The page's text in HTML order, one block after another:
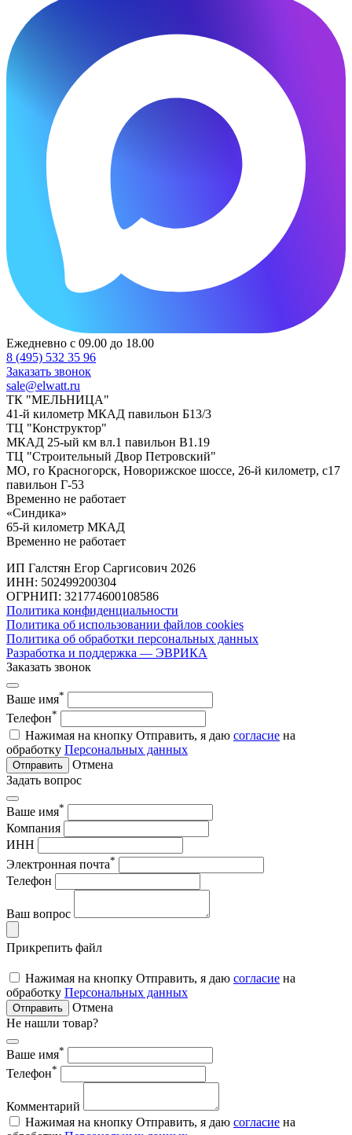
Ежедневно с 09.00 до 18.00
8 (495) 532 35 96
Заказать звонок
sale@elwatt.ru
ТК "МЕЛЬНИЦА"
41-й километр МКАД павильон Б13/3
ТЦ "Конструктор"
МКАД 25-ый км вл.1 павильон В1.19
ТЦ "Строительный Двор Петровский"
МО, го Красногорск, Новорижское шоссе, 26-й километр, с17
павильон Г-53
Временно не работает
«Синдика»
65-й километр МКАД
Временно не работает
ИП Галстян Егор Саргисович 2026
ИНН: 502499200304
ОГРНИП: 321774600108586
Политика конфиденциальности
Политика об использовании файлов cookies
Политика об обработки персональных данных
Разработка и поддержка — ЭВРИКА
Заказать звонок
Ваше имя*
Телефон*
Нажимая на кнопку Отправить, я даю согласие на
обработку Персональных данных
Отправить
Отмена
Задать вопрос
Ваше имя*
Компания
ИНН
Электронная почта*
Телефон
Ваш вопрос
Прикрепить файл
Нажимая на кнопку Отправить, я даю согласие на
обработку Персональных данных
Отправить
Отмена
Не нашли товар?
Ваше имя*
Телефон*
Комментарий
Нажимая на кнопку Отправить, я даю согласие на